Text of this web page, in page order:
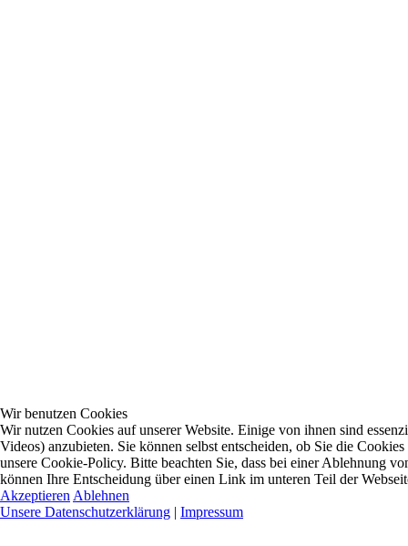
Wir benutzen Cookies
Wir nutzen Cookies auf unserer Website. Einige von ihnen sind
Videos) anzubieten. Sie können selbst entscheiden, ob Sie die
unsere Cookie-Policy. Bitte beachten Sie, dass bei einer Ablehnung
können Ihre Entscheidung über einen Link im unteren Teil der
Akzeptieren Ablehnen
Unsere Datenschutzerklärung | Impressum